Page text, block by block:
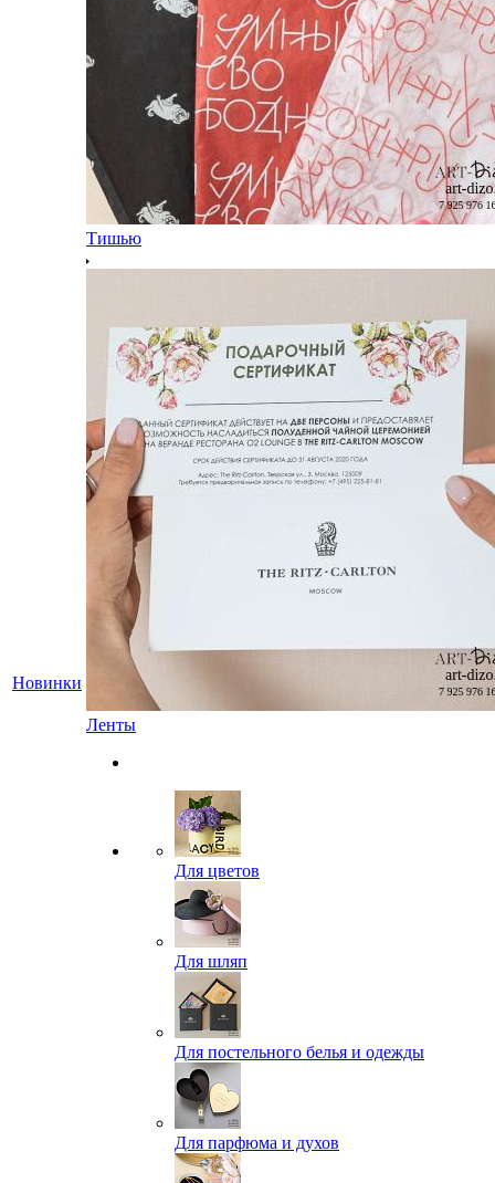
Новинки
Тишью
Ленты
Для цветов
Для шляп
Для постельного белья и одежды
Для парфюма и духов